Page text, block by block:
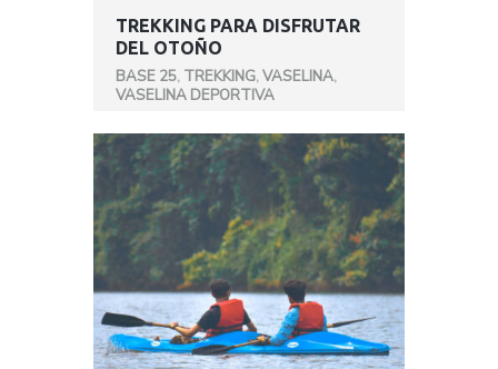
TREKKING PARA DISFRUTAR
DEL OTOÑO
BASE 25, TREKKING,VASELINA,
VASELINA DEPORTIVA